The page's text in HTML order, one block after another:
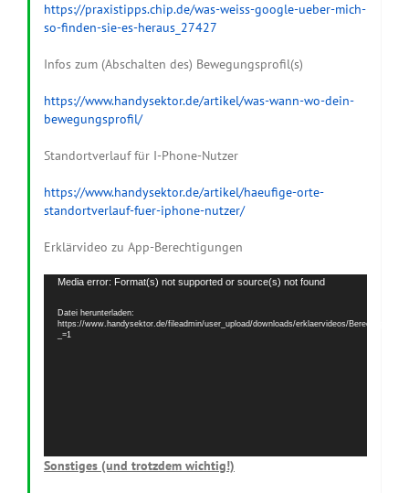
https://praxistipps.chip.de/was-weiss-google-ueber-mich-
so-finden-sie-es-heraus_27427
Infos zum (Abschalten des) Bewegungsprofil(s)
https://www.handysektor.de/artikel/was-wann-wo-dein-
bewegungsprofil/
Standortverlauf für I-Phone-Nutzer
https://www.handysektor.de/artikel/haeufige-orte-
standortverlauf-fuer-iphone-nutzer/
Erklärvideo zu App-Berechtigungen
Video-
Media error: Format(s) not supported or source(s) not found
Datei herunterladen:
https://www.handysektor.de/fileadmin/user_upload/downloads/erklaervideos/
_=1
Sonstiges (und trotzdem wichtig!)